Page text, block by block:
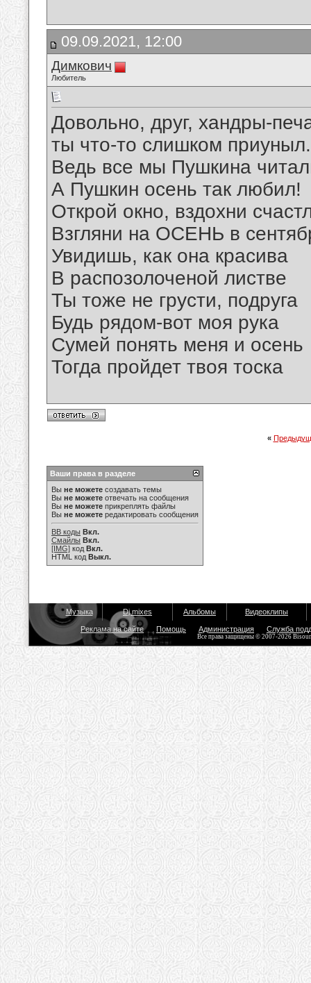
09.09.2021, 12:00
Димкович
Любитель
Довольно, друг, хандры-
ты что-то слишком приуныл.
Ведь все мы Пушкина
А Пушкин осень так любил!
Открой окно, вздохни
Взгляни на ОСЕНЬ в
Увидишь, как она красива
В распозолоченой листве
Ты тоже не грусти, подруга
Будь рядом-вот моя рука
Сумей понять меня и осень
Тогда пройдет твоя тоска
«
Ваши права в разделе
Вы не можете создавать темы
Вы не можете отвечать на сообщения
Вы не можете прикреплять файлы
Вы не можете редактировать сообщения
BB коды Вкл.
Смайлы Вкл.
[IMG] код Вкл.
HTML код Выкл.
Музыка Dj mixes Альбомы Видеоклипы
Реклама на сайте Помощь Администрация Служба
Все права защищены © 2007-2026